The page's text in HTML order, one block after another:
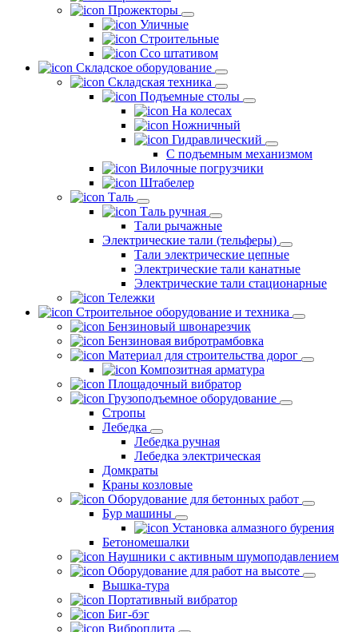
Прожекторы
Уличные
Строительные
Ссо штативом
Складское оборудование
Складская техника
Подъемные столы
На колесах
Ножничный
Гидравлический
С подъемным механизмом
Вилочные погрузчики
Штабелер
Таль
Таль ручная
Тали рычажные
Электрические тали (тельферы)
Тали электрические цепные
Электрические тали канатные
Электрические тали стационарные
Тележки
Строительное оборудование и техника
Бензиновый швонарезчик
Бензиновая вибротрамбовка
Материал для строительства дорог
Композитная арматура
Площадочный вибратор
Грузоподъемное оборудование
Стропы
Лебедка
Лебедка ручная
Лебедка электрическая
Домкраты
Краны козловые
Оборудование для бетонных работ
Бур машины
Установка алмазного бурения
Бетономешалки
Наушники с активным шумоподавлением
Оборудование для работ на высоте
Вышка-тура
Портативный вибратор
Биг-бэг
Виброплита